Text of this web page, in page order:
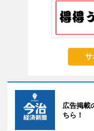
サ
広告掲載
ちら！